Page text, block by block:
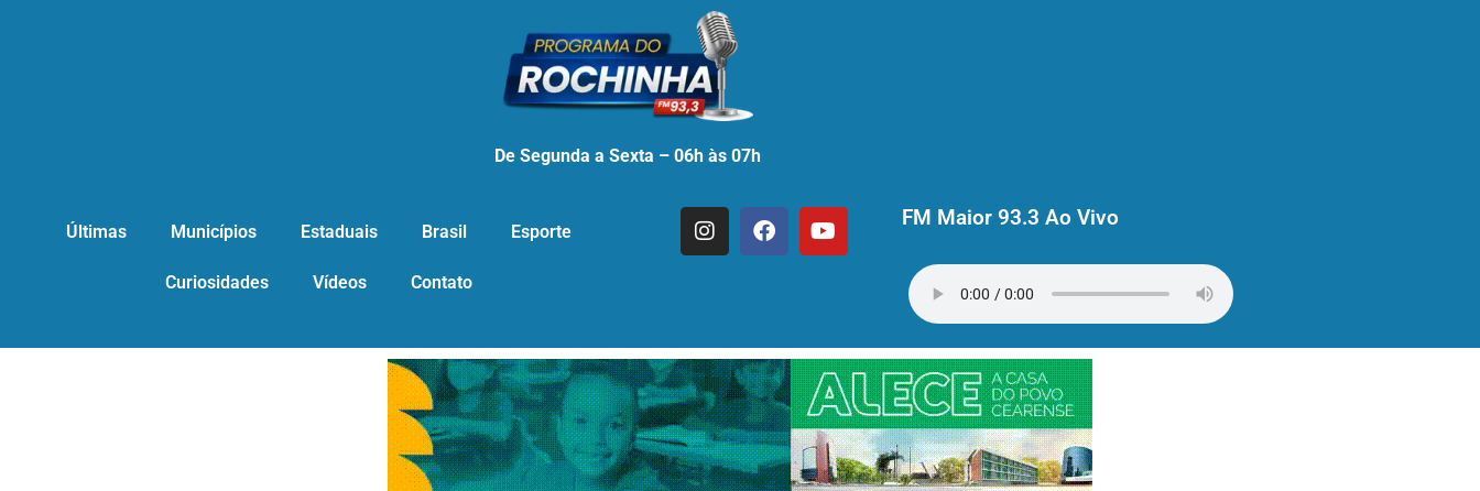
De Segunda a Sexta – 06h às 07h
Últimas Municípios Estaduais Brasil Esporte
Curiosidades Vídeos Contato
FM Maior 93.3 Ao Vivo